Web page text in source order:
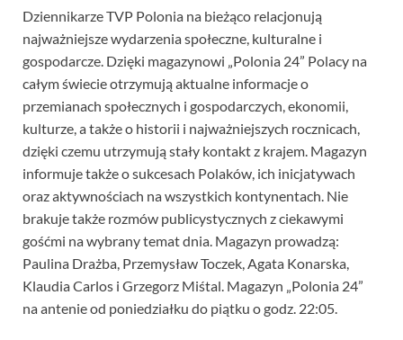
Dziennikarze TVP Polonia na bieżąco relacjonują
najważniejsze wydarzenia społeczne, kulturalne i
gospodarcze. Dzięki magazynowi „Polonia 24” Polacy na
całym świecie otrzymują aktualne informacje o
przemianach społecznych i gospodarczych, ekonomii,
kulturze, a także o historii i najważniejszych rocznicach,
dzięki czemu utrzymują stały kontakt z krajem. Magazyn
informuje także o sukcesach Polaków, ich inicjatywach
oraz aktywnościach na wszystkich kontynentach. Nie
brakuje także rozmów publicystycznych z ciekawymi
gośćmi na wybrany temat dnia. Magazyn prowadzą:
Paulina Drażba, Przemysław Toczek, Agata Konarska,
Klaudia Carlos i Grzegorz Miśtal. Magazyn „Polonia 24”
na antenie od poniedziałku do piątku o godz. 22:05.